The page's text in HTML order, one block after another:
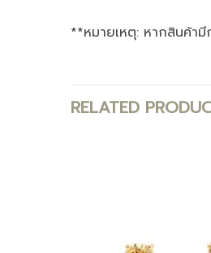
**หมายเหตุ: หากสินค้ามี
RELATED